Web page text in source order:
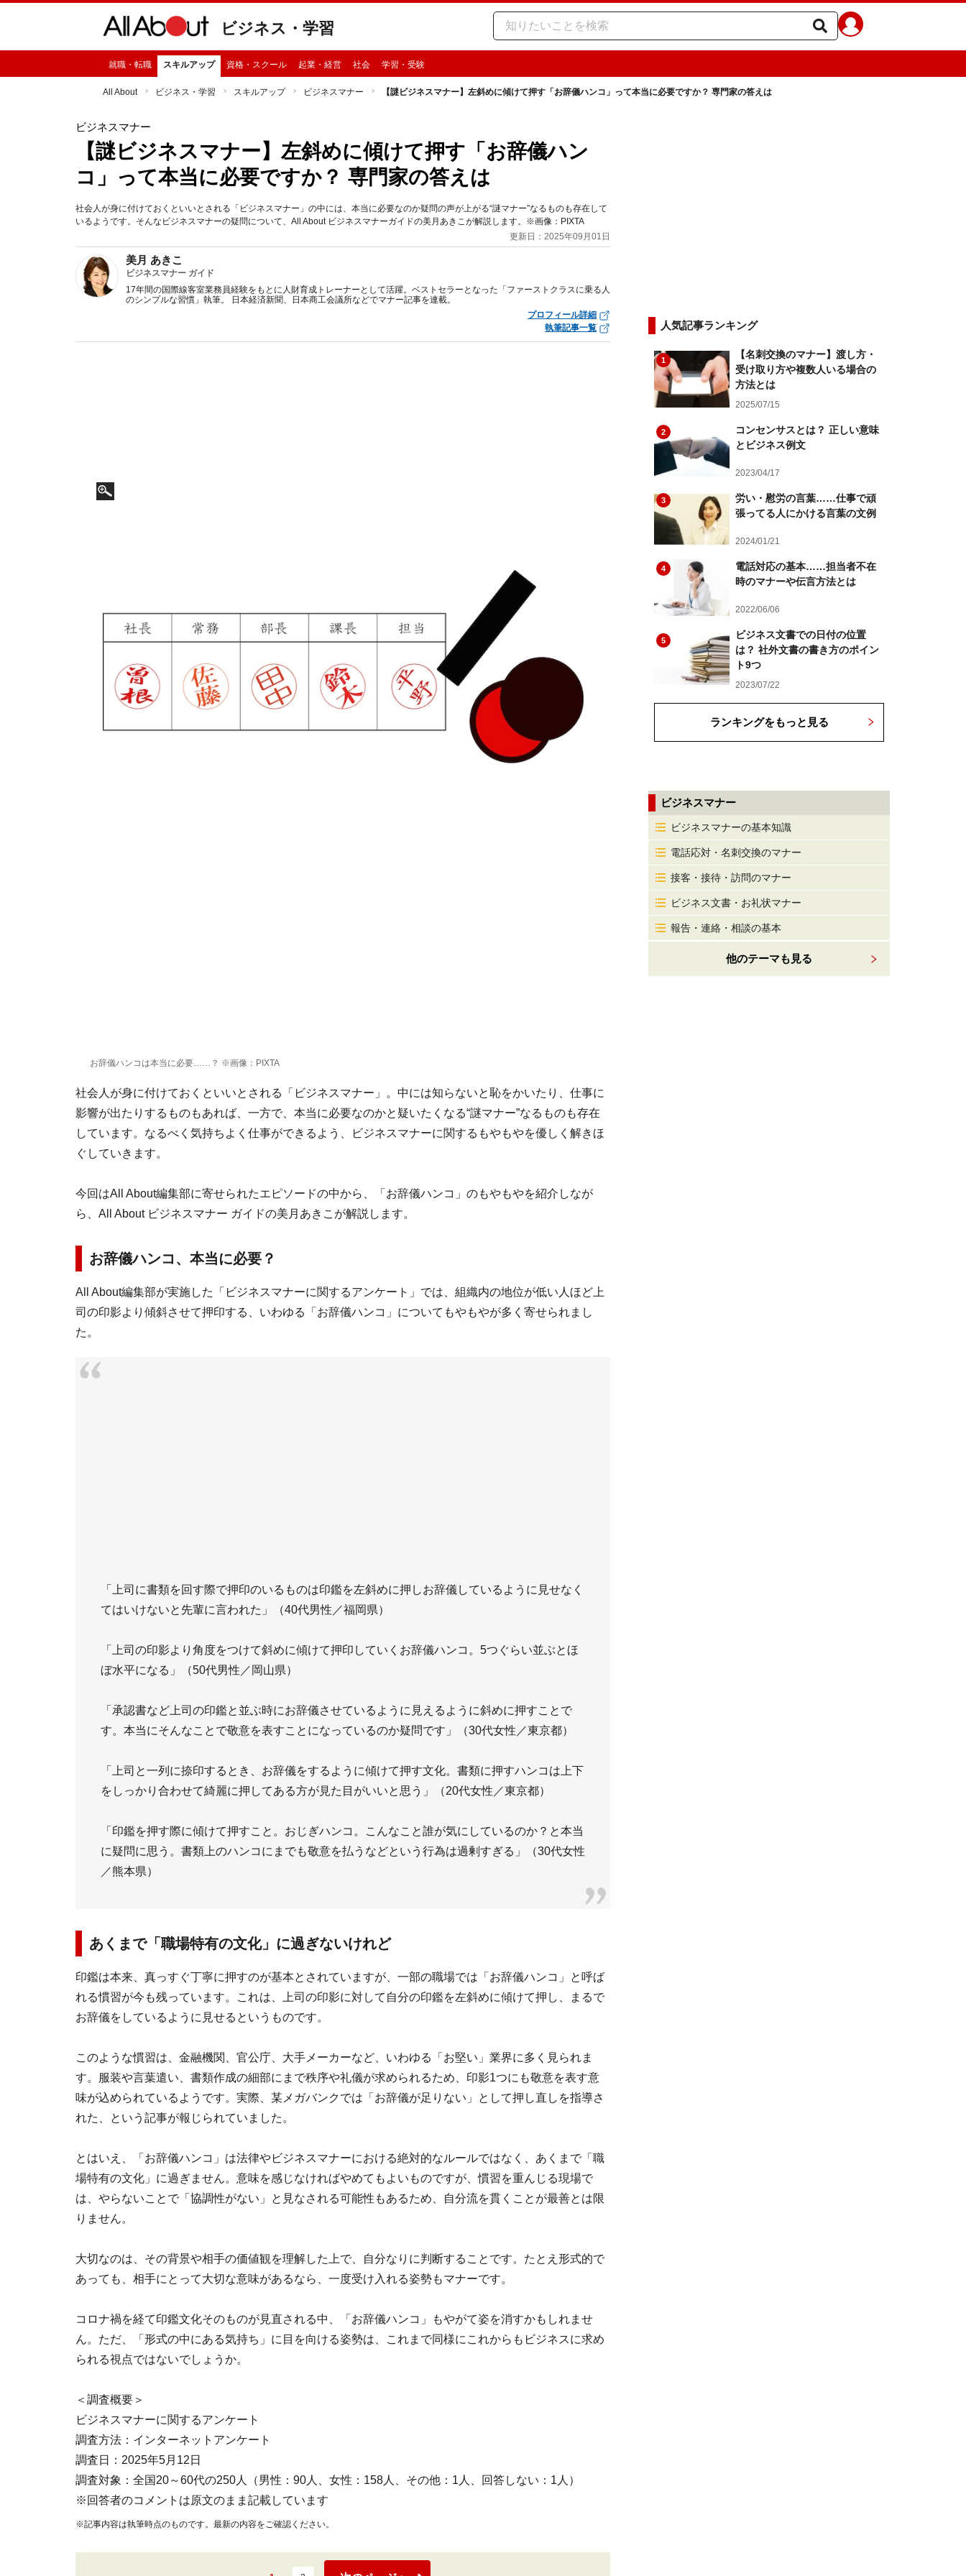
ビジネス・学習
就職・転職 スキルアップ 資格・スクール 起業・経営 社会 学習・受験
All About ビジネス・学習 スキルアップ ビジネスマナー 【謎ビジネスマナー】左斜めに傾けて押す「お辞儀ハンコ」って本当に必要ですか？ 専門家の答えは
ビジネスマナー
【謎ビジネスマナー】左斜めに傾けて押す「お辞儀ハン
コ」って本当に必要ですか？ 専門家の答えは
社会人が身に付けておくといいとされる「ビジネスマナー」の中には、本当に必要なのか疑問の声が上がる“謎マナー”なるものも存在して
いるようです。そんなビジネスマナーの疑問について、All About ビジネスマナーガイドの美月あきこが解説します。※画像：PIXTA
更新日：2025年09月01日
美月 あきこ
ビジネスマナー ガイド
17年間の国際線客室業務員経験をもとに人財育成トレーナーとして活躍。ベストセラーとなった「ファーストクラスに乗る人
のシンプルな習慣」執筆。 日本経済新聞、日本商工会議所などでマナー記事を連載。
プロフィール詳細
執筆記事一覧
お辞儀ハンコは本当に必要……？ ※画像：PIXTA
社会人が身に付けておくといいとされる「ビジネスマナー」。中には知らないと恥をかいたり、仕事に
影響が出たりするものもあれば、一方で、本当に必要なのかと疑いたくなる“謎マナー”なるものも存在
しています。なるべく気持ちよく仕事ができるよう、ビジネスマナーに関するもやもやを優しく解きほ
ぐしていきます。
今回はAll About編集部に寄せられたエピソードの中から、「お辞儀ハンコ」のもやもやを紹介しなが
ら、All About ビジネスマナー ガイドの美月あきこが解説します。
お辞儀ハンコ、本当に必要？
All About編集部が実施した「ビジネスマナーに関するアンケート」では、組織内の地位が低い人ほど上
司の印影より傾斜させて押印する、いわゆる「お辞儀ハンコ」についてもやもやが多く寄せられまし
た。
「上司に書類を回す際で押印のいるものは印鑑を左斜めに押しお辞儀しているように見せなく
てはいけないと先輩に言われた」（40代男性／福岡県）
「上司の印影より角度をつけて斜めに傾けて押印していくお辞儀ハンコ。5つぐらい並ぶとほ
ぼ水平になる」（50代男性／岡山県）
「承認書など上司の印鑑と並ぶ時にお辞儀させているように見えるように斜めに押すことで
す。本当にそんなことで敬意を表すことになっているのか疑問です」（30代女性／東京都）
「上司と一列に捺印するとき、お辞儀をするように傾けて押す文化。書類に押すハンコは上下
をしっかり合わせて綺麗に押してある方が見た目がいいと思う」（20代女性／東京都）
「印鑑を押す際に傾けて押すこと。おじぎハンコ。こんなこと誰が気にしているのか？と本当
に疑問に思う。書類上のハンコにまでも敬意を払うなどという行為は過剰すぎる」（30代女性
／熊本県）
あくまで「職場特有の文化」に過ぎないけれど
印鑑は本来、真っすぐ丁寧に押すのが基本とされていますが、一部の職場では「お辞儀ハンコ」と呼ば
れる慣習が今も残っています。これは、上司の印影に対して自分の印鑑を左斜めに傾けて押し、まるで
お辞儀をしているように見せるというものです。
このような慣習は、金融機関、官公庁、大手メーカーなど、いわゆる「お堅い」業界に多く見られま
す。服装や言葉遣い、書類作成の細部にまで秩序や礼儀が求められるため、印影1つにも敬意を表す意
味が込められているようです。実際、某メガバンクでは「お辞儀が足りない」として押し直しを指導さ
れた、という記事が報じられていました。
とはいえ、「お辞儀ハンコ」は法律やビジネスマナーにおける絶対的なルールではなく、あくまで「職
場特有の文化」に過ぎません。意味を感じなければやめてもよいものですが、慣習を重んじる現場で
は、やらないことで「協調性がない」と見なされる可能性もあるため、自分流を貫くことが最善とは限
りません。
大切なのは、その背景や相手の価値観を理解した上で、自分なりに判断することです。たとえ形式的で
あっても、相手にとって大切な意味があるなら、一度受け入れる姿勢もマナーです。
コロナ禍を経て印鑑文化そのものが見直される中、「お辞儀ハンコ」もやがて姿を消すかもしれませ
ん。ただ、「形式の中にある気持ち」に目を向ける姿勢は、これまで同様にこれからもビジネスに求め
られる視点ではないでしょうか。
＜調査概要＞
ビジネスマナーに関するアンケート
調査方法：インターネットアンケート
調査日：2025年5月12日
調査対象：全国20～60代の250人（男性：90人、女性：158人、その他：1人、回答しない：1人）
※回答者のコメントは原文のまま記載しています
※記事内容は執筆時点のものです。最新の内容をご確認ください。
人気記事ランキング
1
【名刺交換のマナー】渡し方・
受け取り方や複数人いる場合の
方法とは
2025/07/15
2
コンセンサスとは？ 正しい意味
とビジネス例文
2023/04/17
3
労い・慰労の言葉……仕事で頑
張ってる人にかける言葉の文例
2024/01/21
4
電話対応の基本……担当者不在
時のマナーや伝言方法とは
2022/06/06
5
ビジネス文書での日付の位置
は？ 社外文書の書き方のポイン
ト9つ
2023/07/22
ランキングをもっと見る
ビジネスマナー
ビジネスマナーの基本知識
電話応対・名刺交換のマナー
接客・接待・訪問のマナー
ビジネス文書・お礼状マナー
報告・連絡・相談の基本
他のテーマも見る